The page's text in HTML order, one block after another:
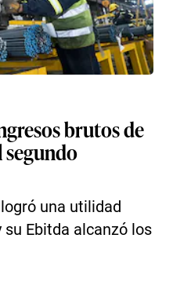
brutos de
segundo
una utilidad
Ebitda alcanzó los